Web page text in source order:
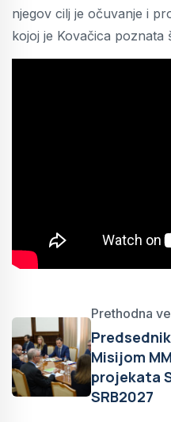
njegov cilj je očuvanje i
kojoj je Kovačica poznata
Prethodna
Misijom
projekata
SRB2027